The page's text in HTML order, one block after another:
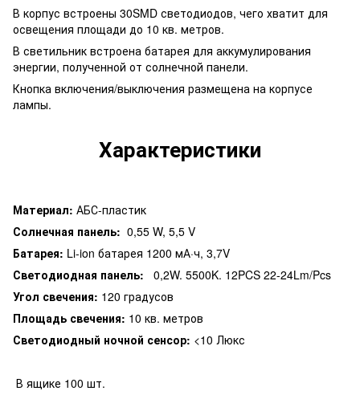
В корпус встроены 30SMD светодиодов, чего хватит для
освещения площади до 10 кв. метров.
В светильник встроена батарея для аккумулирования
энергии, полученной от солнечной панели.
Кнопка включения/выключения размещена на корпусе
лампы.
Характеристики
Материал: АБС-пластик
Солнечная панель: 0,55 W, 5,5 V
Батарея: Li-ion батарея 1200 мА·ч, 3,7V
Светодиодная панель:
0,2W. 5500K. 12PCS 22-24Lm/Pcs
Угол свечения: 120 градусов
Площадь свечения: 10 кв. метров
Светодиодный ночной сенсор: <10 Люкс
В ящике 100 шт.